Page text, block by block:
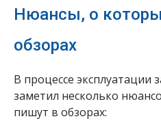
Нюансы, о
обзорах
В процессе эксплуатации
заметил несколько
пишут в обзорах: